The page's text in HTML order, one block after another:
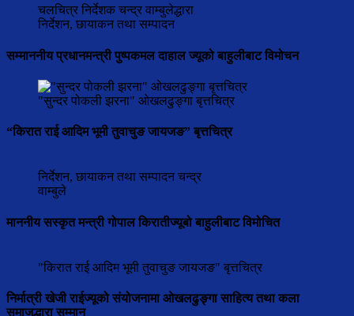
चलचित्र निर्देशक चन्द्र वाम्बुलेद्धारा
निर्देशन, छायाकन तथा सम्पादन
सम्माननीय प्रधानमन्त्री पुष्पकमल दाहाल ज्यूको बाहुलीबाट विमोचन
"सुन्दर पोकली झरना" ओखलढुङ्गा बृत्तचित्र
“किरात राई आदिम भूमी तुवाचुङ जायजङ” बृत्तचित्र
निर्देशन, छायाकन तथा सम्पादन चन्द्र
वाम्बुले
माननीय सस्कृत मन्त्री गोपाल किरातीज्यूबो बाहुलीबाट विमोचित
"किरात राई आदिम भूमी तुवाचुङ जायजङ" बृत्तचित्र
निर्मात्री खेजी राईज्यूको संयोजनामा ओखलढुङ्गा साहित्य तथा कला
समाजद्धारा सम्मान